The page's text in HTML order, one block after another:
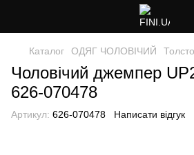
Каталог ОДЯГ ЧОЛОВІЧИЙ
Чоловічий джемпер
626-070478
Артикул: 626-070478 Написати відгук